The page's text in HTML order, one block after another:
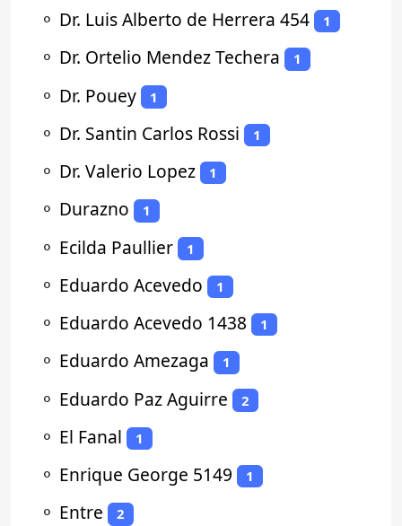
⚬ Dr. Luis Alberto de Herrera 454 1
⚬ Dr. Ortelio Mendez Techera 1
⚬ Dr. Pouey 1
⚬ Dr. Santin Carlos Rossi 1
⚬ Dr. Valerio Lopez 1
⚬ Durazno 1
⚬ Ecilda Paullier 1
⚬ Eduardo Acevedo 1
⚬ Eduardo Acevedo 1438 1
⚬ Eduardo Amezaga 1
⚬ Eduardo Paz Aguirre 2
⚬ El Fanal 1
⚬ Enrique George 5149 1
⚬ Entre 2